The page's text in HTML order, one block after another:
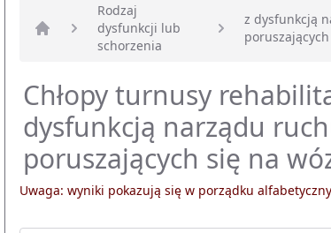
Strona główna
Rodzaj
dysfunkcji lub
schorzenia
z dysfunkcją
Chłopy turnusy
dysfunkcją narządu
poruszających się na
Uwaga: wyniki pokazują się w porządku